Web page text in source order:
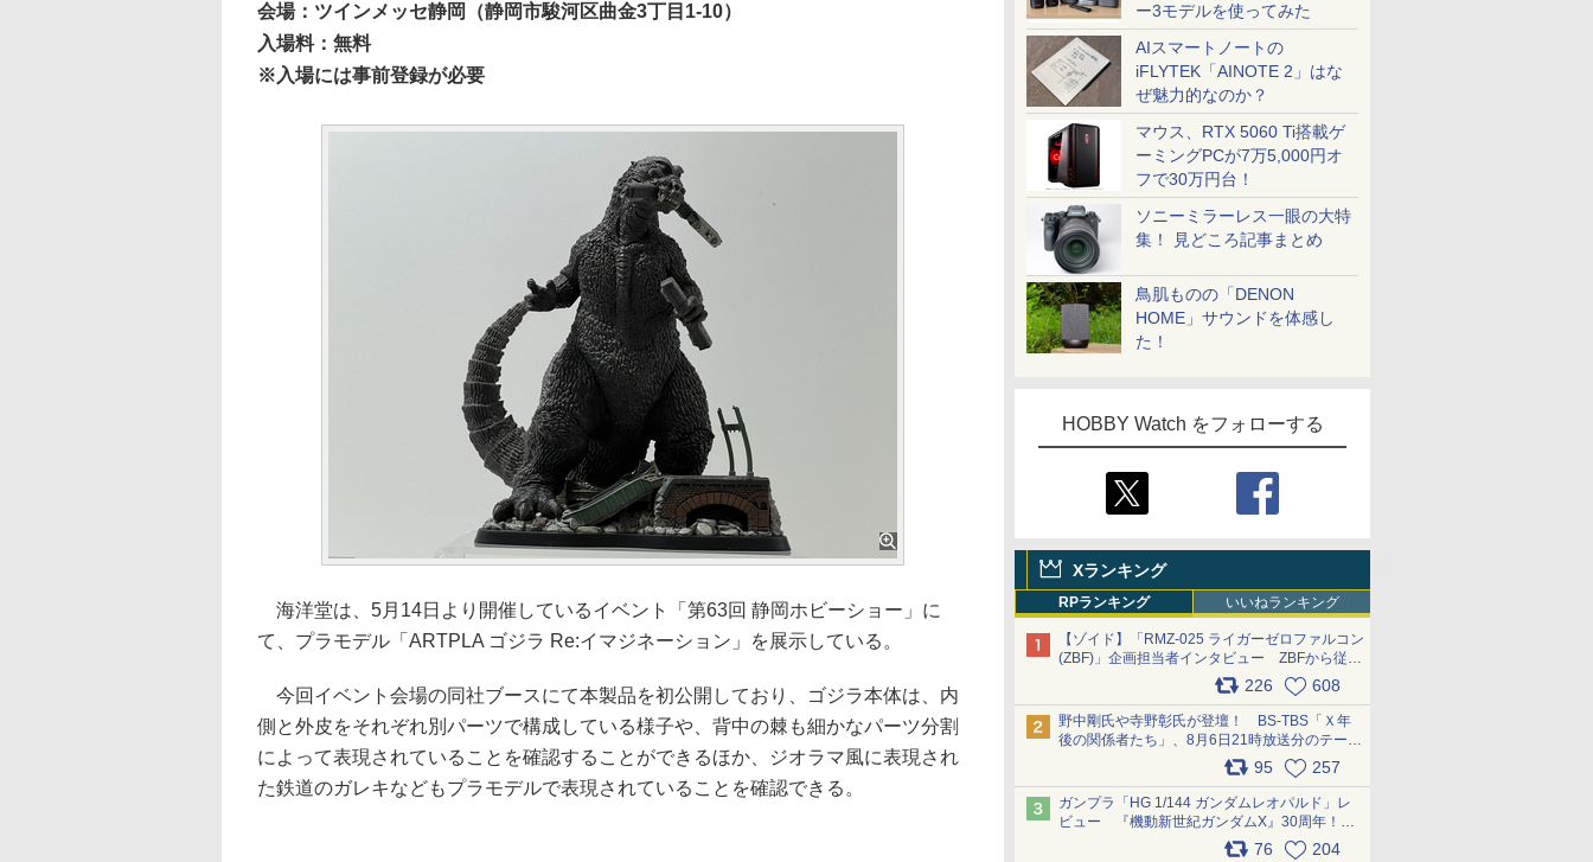
ー3モデルを使ってみた
AIスマートノートの
iFLYTEK「AINOTE 2」はな
ぜ魅力的なのか？
マウス、RTX 5060 Ti搭載ゲ
ーミングPCが7万5,000円オ
フで30万円台！
ソニーミラーレス一眼の大特
集！ 見どころ記事まとめ
鳥肌ものの「DENON
HOME」サウンドを体感し
た！
HOBBY Watch をフォローする
Xランキング
RPランキング いいねランキング
【ゾイド】「RMZ-025 ライガーゼロファルコン
(ZBF)」企画担当者インタビュー ZBFから従来
デザインまで再現可能なボリューム満点のキッ
ト pic.x.com/6zOqQAQKkX
226 608
野中剛氏や寺野彰氏が登壇！ BS-TBS「Ｘ年
後の関係者たち」、8月6日21時放送分のテーマ
は「超合金」！ pic.x.com/uWyt1uyuFm
95 257
ガンプラ「HG 1/144 ガンダムレオパルド」レ
ビュー 『機動新世紀ガンダムX』30周年！イ
ンナーアームガトリングの変形機構まで再現し
76 204
会場：ツインメッセ静岡（静岡市駿河区曲金3丁目1-10）
入場料：無料
※入場には事前登録が必要
海洋堂は、5月14日より開催しているイベント「第63回 静岡ホビーショー」に
て、プラモデル「ARTPLA ゴジラ Re:イマジネーション」を展示している。
今回イベント会場の同社ブースにて本製品を初公開しており、ゴジラ本体は、内
側と外皮をそれぞれ別パーツで構成している様子や、背中の棘も細かなパーツ分割
によって表現されていることを確認することができるほか、ジオラマ風に表現され
た鉄道のガレキなどもプラモデルで表現されていることを確認できる。